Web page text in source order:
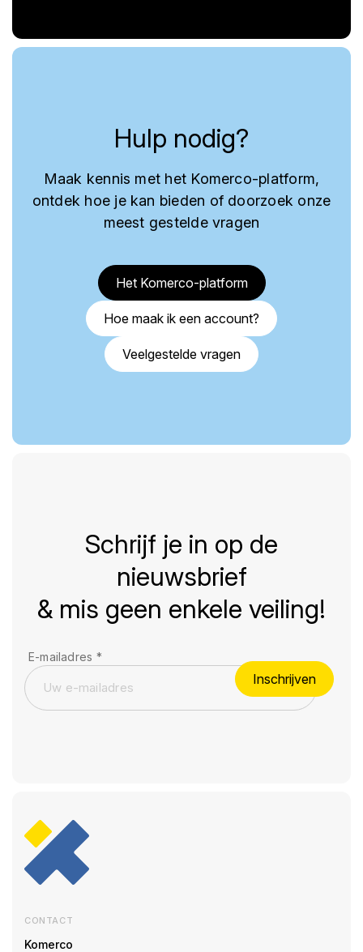
Hulp nodig?
Maak kennis met het Komerco-platform,
ontdek hoe je kan bieden of doorzoek onze
meest gestelde vragen
Het Komerco-platform
Hoe maak ik een account?
Veelgestelde vragen
Schrijf je in op de
nieuwsbrief
& mis geen enkele veiling!
E-mailadres *
Inschrijven
CONTACT
Komerco